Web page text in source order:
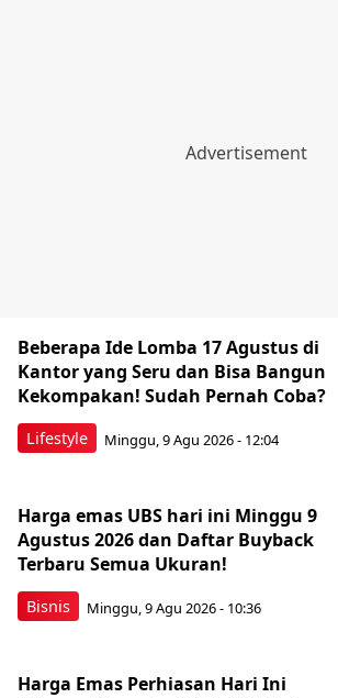
Lifestyle
Beberapa Ide Lomba 17 Agustus di
Kantor yang Seru dan Bisa Bangun
Kekompakan! Sudah Pernah Coba?
Minggu, 9 Agu 2026 - 12:04
Bisnis
Harga emas UBS hari ini Minggu 9
Agustus 2026 dan Daftar Buyback
Terbaru Semua Ukuran!
Minggu, 9 Agu 2026 - 10:36
Harga Emas Perhiasan Hari Ini